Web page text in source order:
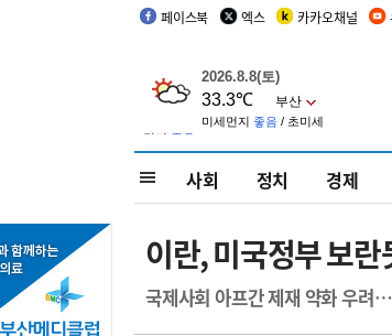
페이스북 엑스 카카오채널
사회 정치 경제
이란, 미국정부 보
국제사회 아프간 제재 약화 우려